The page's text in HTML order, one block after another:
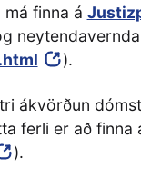
finna á
).
ákvörðun
ferli er að finna
).